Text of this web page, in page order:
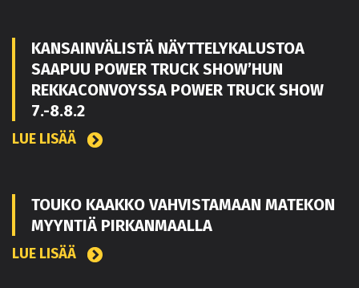
KANSAINVÄLISTÄ NÄYTTELYKALUSTOA
SAAPUU POWER TRUCK SHOW’HUN
REKKACONVOYSSA POWER TRUCK SHOW
7.-8.8.2
LUE LISÄÄ
TOUKO KAAKKO VAHVISTAMAAN MATEKON
MYYNTIÄ PIRKANMAALLA
LUE LISÄÄ